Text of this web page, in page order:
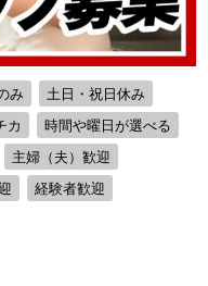
み
土日・祝日休み
カ
時間や曜日が選べる
主婦（夫）歓迎
経験者歓迎